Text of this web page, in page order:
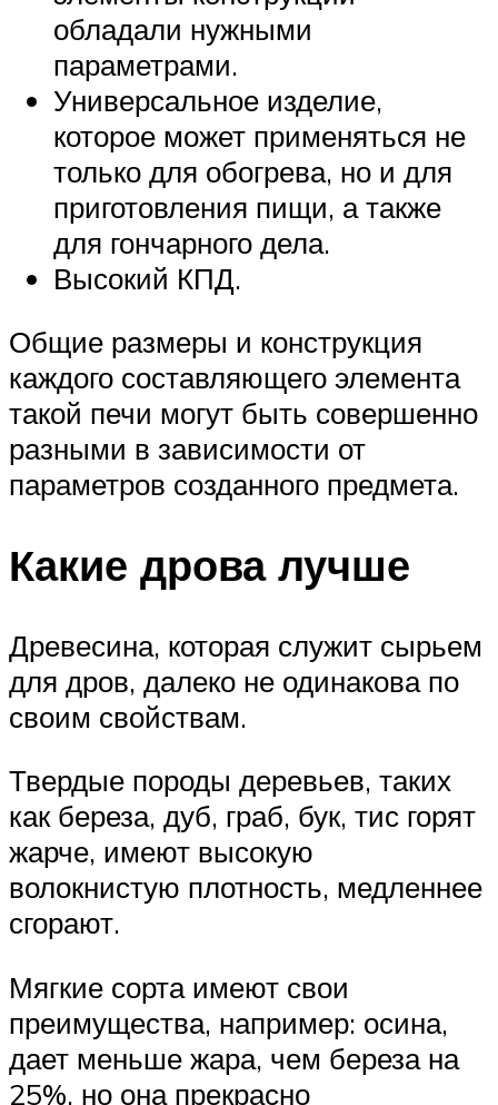
обладали нужными
параметрами.
Универсальное изделие,
которое может применяться не
только для обогрева, но и для
приготовления пищи, а также
для гончарного дела.
Высокий КПД.
Общие размеры и конструкция
каждого составляющего элемента
такой печи могут быть совершенно
разными в зависимости от
параметров созданного предмета.
Какие дрова лучше
Древесина, которая служит сырьем
для дров, далеко не одинакова по
своим свойствам.
Твердые породы деревьев, таких
как береза, дуб, граб, бук, тис горят
жарче, имеют высокую
волокнистую плотность, медленнее
сгорают.
Мягкие сорта имеют свои
преимущества, например: осина,
дает меньше жара, чем береза на
25%, но она прекрасно